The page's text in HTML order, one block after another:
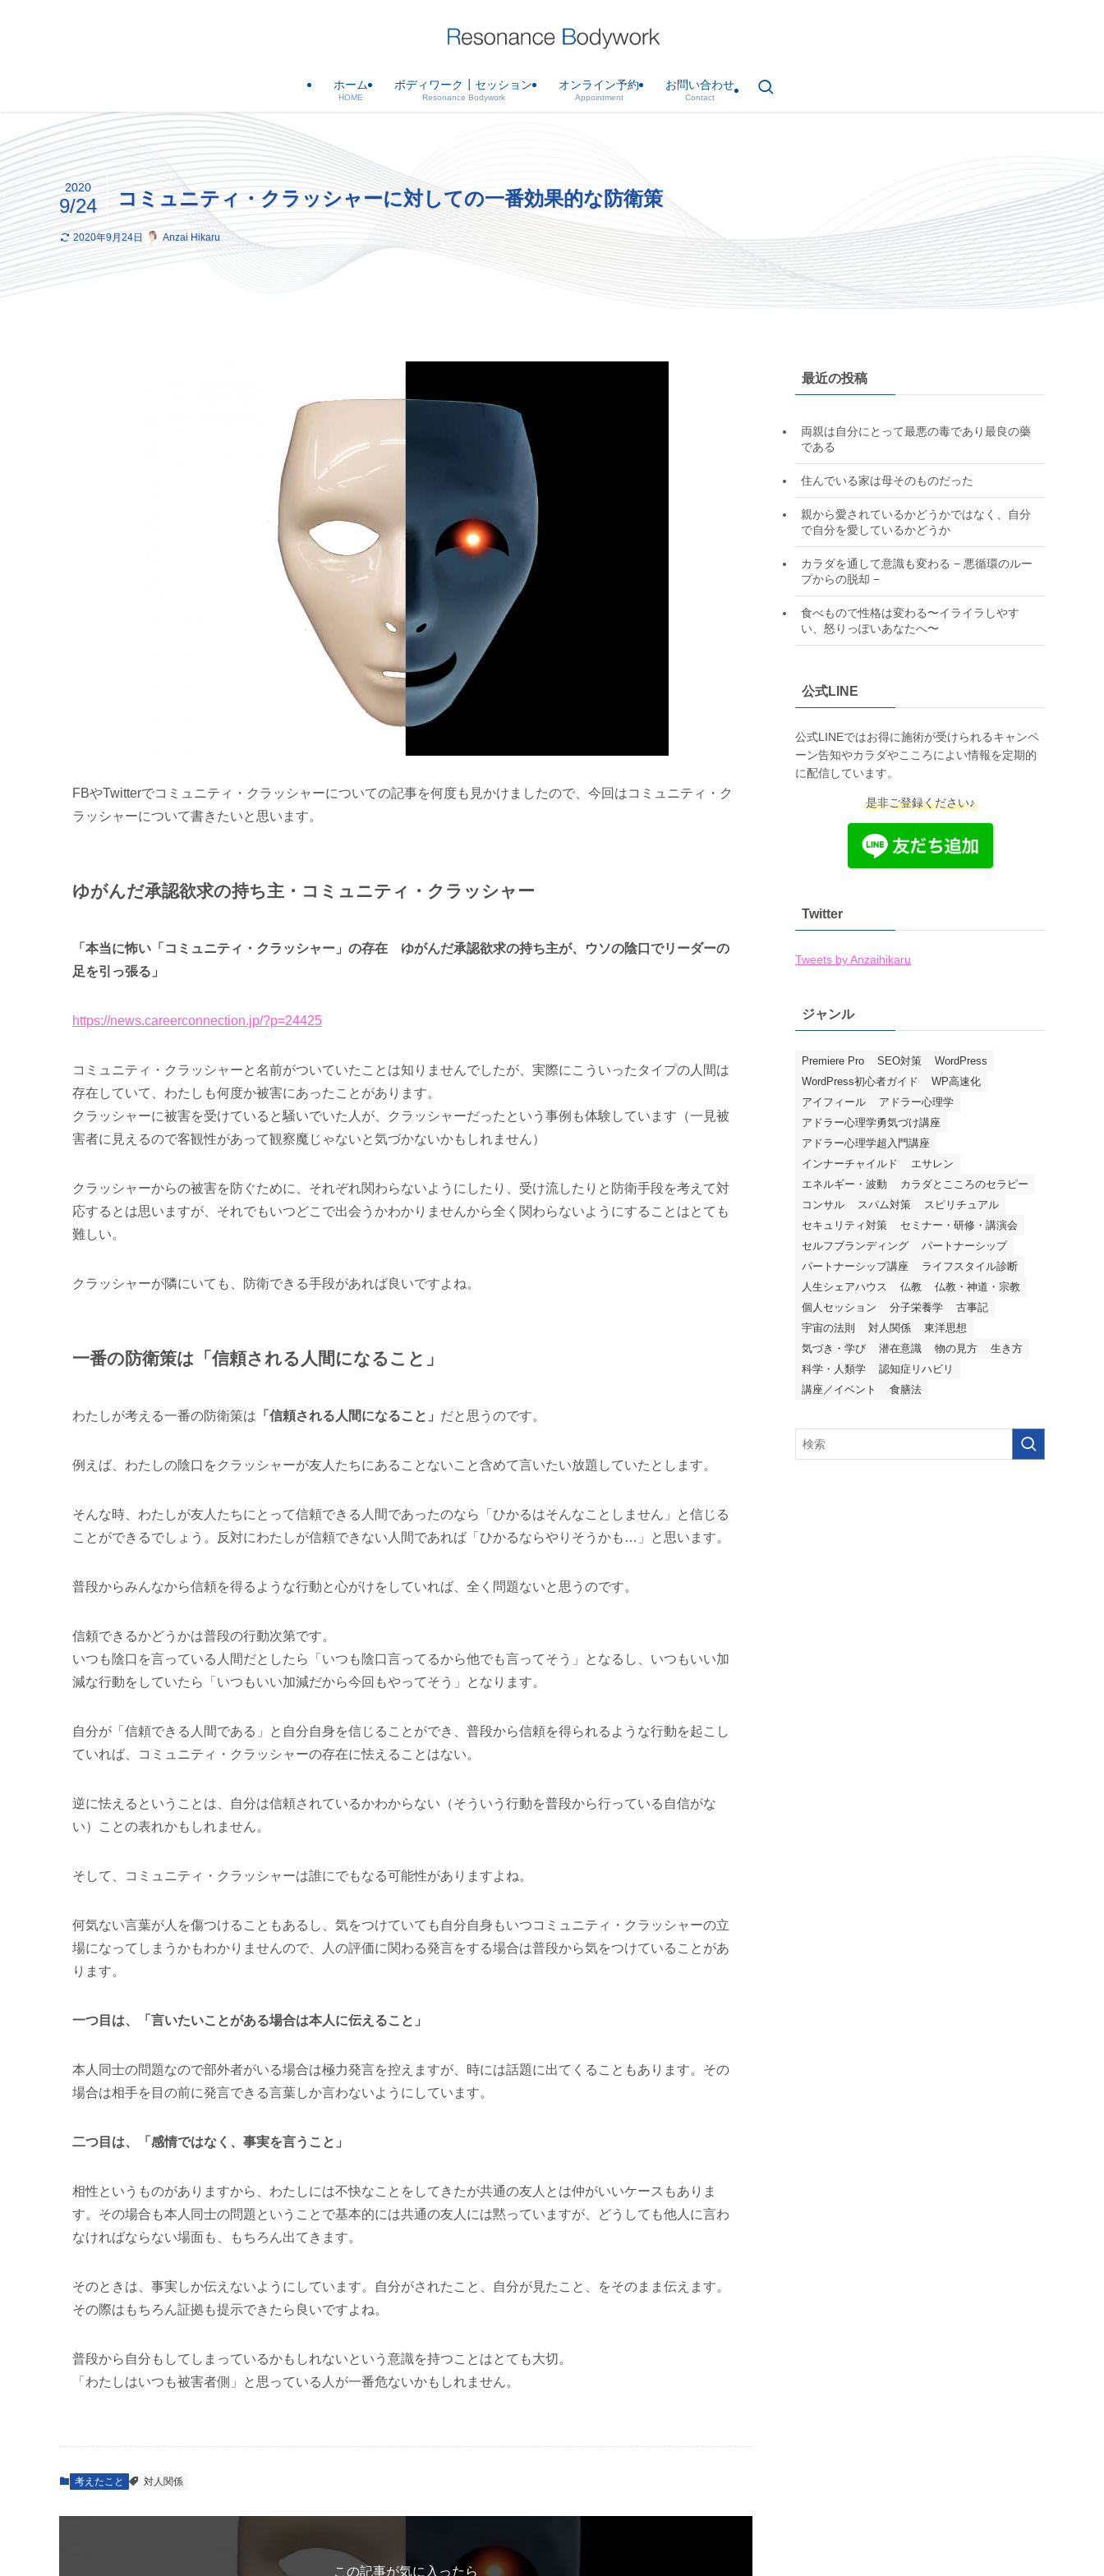
ホーム
HOME
ボディワーク┃セッション
Resonance Bodywork
オンライン予約
Appointment
お問い合わせ
Contact
コミュニティ・クラッシャーに対しての一番効果的な防衛策
2020
9/24
2020年9月24日 Anzai Hikaru
FBやTwitterでコミュニティ・クラッシャーについての記事を何度も見かけましたので、今回はコミュニティ・ク
ラッシャーについて書きたいと思います。
ゆがんだ承認欲求の持ち主・コミュニティ・クラッシャー
「本当に怖い「コミュニティ・クラッシャー」の存在 ゆがんだ承認欲求の持ち主が、ウソの陰口でリーダーの
足を引っ張る」
https://news.careerconnection.jp/?p=24425
コミュニティ・クラッシャーと名前がついていたことは知りませんでしたが、実際にこういったタイプの人間は
存在していて、わたしも何度か被害にあったことがあります。
クラッシャーに被害を受けていると騒いでいた人が、クラッシャーだったという事例も体験しています（一見被
害者に見えるので客観性があって観察魔じゃないと気づかないかもしれません）
クラッシャーからの被害を防ぐために、それぞれ関わらないようにしたり、受け流したりと防衛手段を考えて対
応するとは思いますが、それでもいつどこで出会うかわかりませんから全く関わらないようにすることはとても
難しい。
クラッシャーが隣にいても、防衛できる手段があれば良いですよね。
一番の防衛策は「信頼される人間になること」
わたしが考える一番の防衛策は 「信頼される人間になること」 だと思うのです。
例えば、わたしの陰口をクラッシャーが友人たちにあることないこと含めて言いたい放題していたとします。
そんな時、わたしが友人たちにとって信頼できる人間であったのなら「ひかるはそんなことしません」と信じる
ことができるでしょう。反対にわたしが信頼できない人間であれば「ひかるならやりそうかも…」と思います。
普段からみんなから信頼を得るような行動と心がけをしていれば、全く問題ないと思うのです。
信頼できるかどうかは普段の行動次第です。
いつも陰口を言っている人間だとしたら「いつも陰口言ってるから他でも言ってそう」となるし、いつもいい加
減な行動をしていたら「いつもいい加減だから今回もやってそう」となります。
自分が「信頼できる人間である」と自分自身を信じることができ、普段から信頼を得られるような行動を起こし
ていれば、コミュニティ・クラッシャーの存在に怯えることはない。
逆に怯えるということは、自分は信頼されているかわからない（そういう行動を普段から行っている自信がな
い）ことの表れかもしれません。
そして、コミュニティ・クラッシャーは誰にでもなる可能性がありますよね。
何気ない言葉が人を傷つけることもあるし、気をつけていても自分自身もいつコミュニティ・クラッシャーの立
場になってしまうかもわかりませんので、人の評価に関わる発言をする場合は普段から気をつけていることがあ
ります。
一つ目は、「言いたいことがある場合は本人に伝えること」
本人同士の問題なので部外者がいる場合は極力発言を控えますが、時には話題に出てくることもあります。その
場合は相手を目の前に発言できる言葉しか言わないようにしています。
二つ目は、「感情ではなく、事実を言うこと」
相性というものがありますから、わたしには不快なことをしてきたが共通の友人とは仲がいいケースもありま
す。その場合も本人同士の問題ということで基本的には共通の友人には黙っていますが、どうしても他人に言わ
なければならない場面も、もちろん出てきます。
そのときは、事実しか伝えないようにしています。自分がされたこと、自分が見たこと、をそのまま伝えます。
その際はもちろん証拠も提示できたら良いですよね。
普段から自分もしてしまっているかもしれないという意識を持つことはとても大切。
「わたしはいつも被害者側」と思っている人が一番危ないかもしれません。
考えたこと 対人関係
この記事が気に入ったら
最近の投稿
両親は自分にとって最悪の毒であり最良の藥
である
住んでいる家は母そのものだった
親から愛されているかどうかではなく、自分
で自分を愛しているかどうか
カラダを通して意識も変わる − 悪循環のルー
プからの脱却 −
食べもので性格は変わる〜イライラしやす
い、怒りっぽいあなたへ〜
公式LINE
公式LINEではお得に施術が受けられるキャンペ
ーン告知やカラダやこころによい情報を定期的
に配信しています。
是非ご登録ください♪
Twitter
Tweets by Anzaihikaru
ジャンル
Premiere Pro SEO対策
WordPress
WordPress初心者ガイド
WP高速化
アイフィール
アドラー心理学
アドラー心理学勇気づけ講座
アドラー心理学超入門講座
インナーチャイルド
エサレン
エネルギー・波動
カラダとこころのセラピー
コンサル
スパム対策
スピリチュアル
セキュリティ対策
セミナー・研修・講演会
セルフブランディング
パートナーシップ
パートナーシップ講座
ライフスタイル診断
人生シェアハウス
仏教
仏教・神道・宗教
個人セッション
分子栄養学
古事記
宇宙の法則
対人関係
東洋思想
気づき・学び
潜在意識 物の見方
生き方
科学・人類学
認知症リハビリ
講座／イベント
食膳法